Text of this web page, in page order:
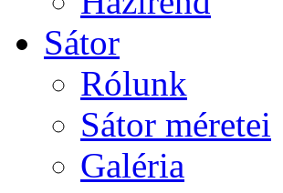
Sátor
Rólunk
Sátor méretei
Galéria